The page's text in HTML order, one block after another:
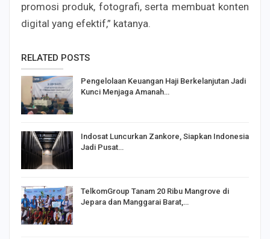
promosi produk, fotografi, serta membuat konten
digital yang efektif,” katanya.
RELATED POSTS
Pengelolaan Keuangan Haji Berkelanjutan Jadi
Kunci Menjaga Amanah…
Indosat Luncurkan Zankore, Siapkan Indonesia
Jadi Pusat…
TelkomGroup Tanam 20 Ribu Mangrove di
Jepara dan Manggarai Barat,…